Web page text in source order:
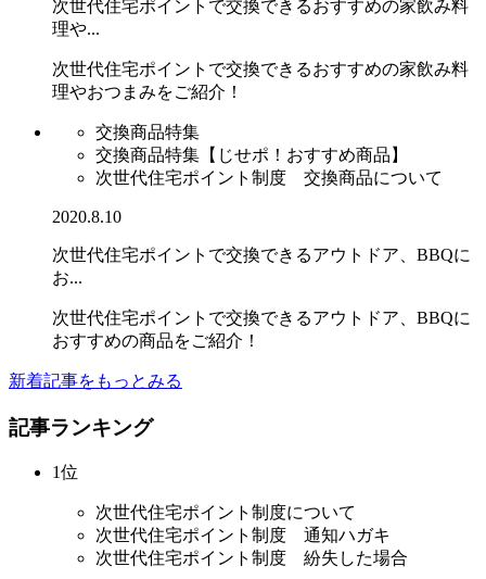
次世代住宅ポイントで交換できるおすすめの家飲み料
理や...
次世代住宅ポイントで交換できるおすすめの家飲み料
理やおつまみをご紹介！
交換商品特集
交換商品特集【じせポ！おすすめ商品】
次世代住宅ポイント制度 交換商品について
2020.8.10
次世代住宅ポイントで交換できるアウトドア、BBQに
お...
次世代住宅ポイントで交換できるアウトドア、BBQに
おすすめの商品をご紹介！
新着記事をもっとみる
記事ランキング
1位
次世代住宅ポイント制度について
次世代住宅ポイント制度 通知ハガキ
次世代住宅ポイント制度 紛失した場合